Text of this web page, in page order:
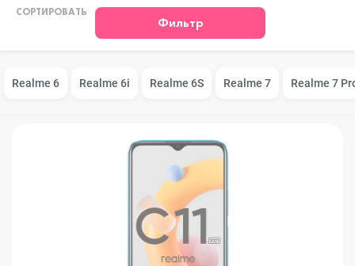
Realme 6 Realme 6i Realme 6S Realme 7 Realme 7
СОРТИРОВАТЬ
Фильтр